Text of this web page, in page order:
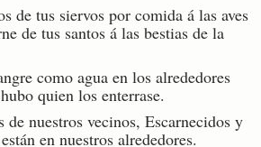
de tus siervos por comida á las aves
de tus santos á las bestias de la
como agua en los alrededores
quien los enterrase.
de nuestros vecinos, Escarnecidos y
en nuestros alrededores.